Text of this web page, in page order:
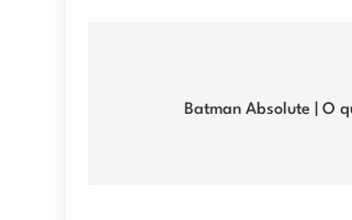
Batman Absolute | O